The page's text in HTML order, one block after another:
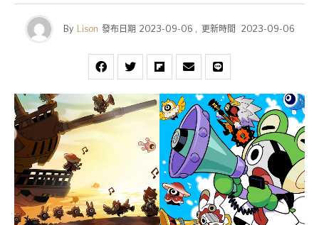
By Lison 發布日期 2023-09-06 , 更新時間 2023-09-06